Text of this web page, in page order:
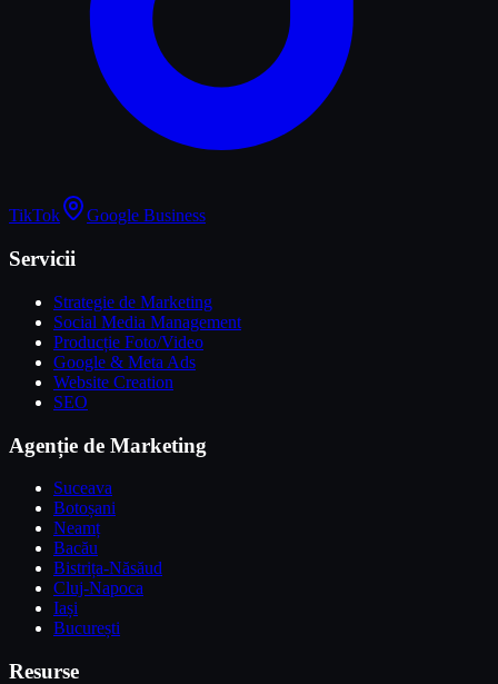
TikTok Google Business
Servicii
Strategie de Marketing
Social Media Management
Producție Foto/Video
Google & Meta Ads
Website Creation
SEO
Agenție de Marketing
Suceava
Botoșani
Neamț
Bacău
Bistrița-Năsăud
Cluj-Napoca
Iași
București
Resurse